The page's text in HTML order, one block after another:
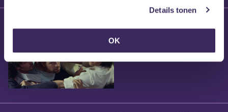
Details tonen
OKWillem’s Blog: Ão